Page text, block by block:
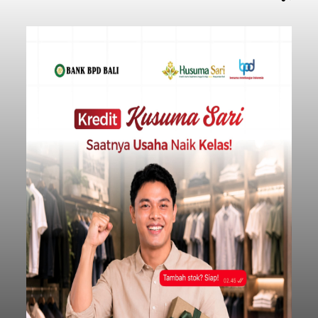
Usut Pengeroyokan Maut di
Tabanan, Polisi Periksa 30
Saksi dan Minta Keterangan
balitribune.co.id | Tabanan
Tabanan terus mendalami kasus pengeroyokan
maut terhadap terduga maling ayam di Banjar
Juwuk Legi, Desa Batunya, Kecamatan Baturiti
yang terjadi beberapa waktu lalu.
Dalam perkembangannya, penyidik kepolisian
sudah memeriksa 30 orang saksi. Tidak hanya itu,
penyidik juga melibatkan ahli pidana untuk
memperkuat konstruksi hukum terhadap lima
orang tersangka yang saat ini ditahan.
Tabanan